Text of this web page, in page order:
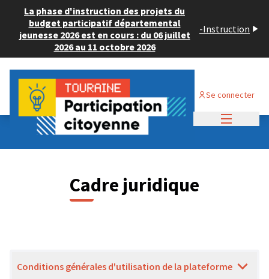
La phase d'instruction des projets du
budget participatif départemental
jeunesse 2026 est en cours : du 06 juillet
2026 au 11 octobre 2026
-Instruction
Se connecter
Cadre juridique
Conditions générales d'utilisation de la plateforme